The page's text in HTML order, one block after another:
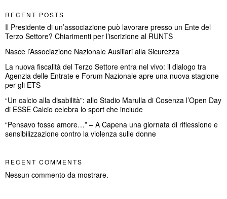
RECENT POSTS
Il Presidente di un’associazione può lavorare presso un Ente del
Terzo Settore? Chiarimenti per l’iscrizione al RUNTS
Nasce l’Associazione Nazionale Ausiliari alla Sicurezza
La nuova fiscalità del Terzo Settore entra nel vivo: il dialogo tra
Agenzia delle Entrate e Forum Nazionale apre una nuova stagione
per gli ETS
“Un calcio alla disabilità”: allo Stadio Marulla di Cosenza l’Open Day
di ESSE Calcio celebra lo sport che include
“Pensavo fosse amore…” – A Capena una giornata di riflessione e
sensibilizzazione contro la violenza sulle donne
RECENT COMMENTS
Nessun commento da mostrare.